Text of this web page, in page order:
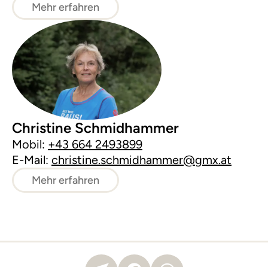
Mehr erfahren
Christine Schmidhammer
Mobil: +43 664 2493899
E-Mail: christine.schmidhammer@gmx.at
Mehr erfahren